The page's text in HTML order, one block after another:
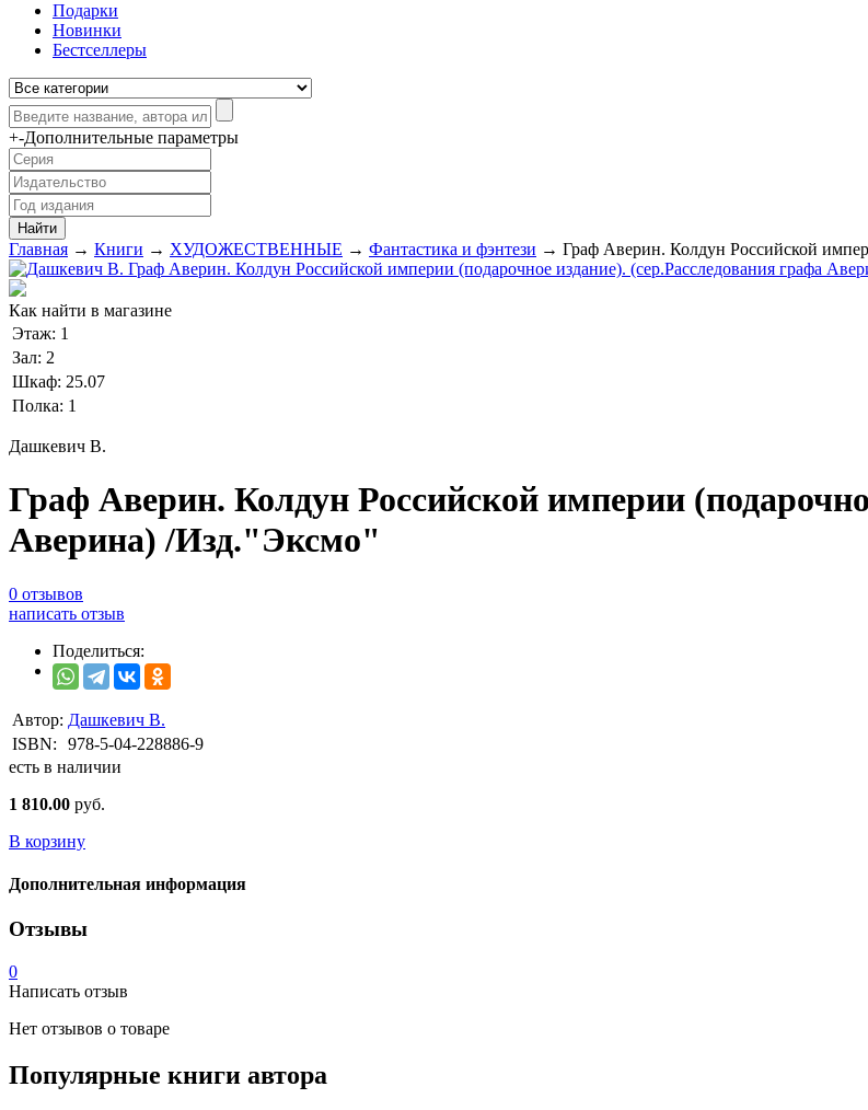
Подарки
Новинки
Бестселлеры
+-Дополнительные параметры
Главная → Книги → ХУДОЖЕСТВЕННЫЕ → Фантастика и фэнтези → Граф Аверин. Колдун Российской
Как найти в магазине
Этаж: 1
Зал: 2
Шкаф: 25.07
Полка: 1
Дашкевич В.
Граф Аверин. Колдун Российской империи
Аверина) /Изд."Эксмо"
0 отзывов
написать отзыв
Поделиться:
Автор: Дашкевич В.
ISBN:
978-5-04-228886-9
есть в наличии
1 810.00 руб.
В корзину
Дополнительная информация
Отзывы
0
Написать отзыв
Нет отзывов о товаре
Популярные книги автора